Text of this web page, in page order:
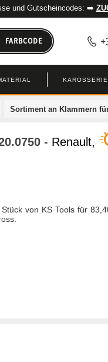
und Gutscheincodes: ➡️
FARBCODE
Sortiment an Klammern
- Renault,
von KS Tools für